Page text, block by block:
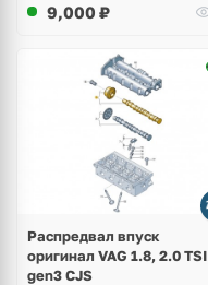
9,000 ₽
Распредвал впуск
оригинал VAG 1.8, 2.0 TSI
gen3 CJS
2 фото